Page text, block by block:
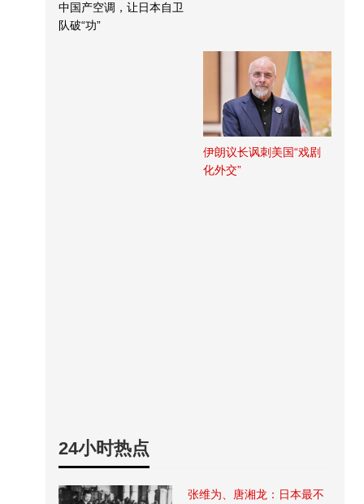
中国产空调，让日本自卫
队破“功”
伊朗议长讽刺美国“戏剧
化外交”
24小时热点
张维为、唐湘龙：日本最不